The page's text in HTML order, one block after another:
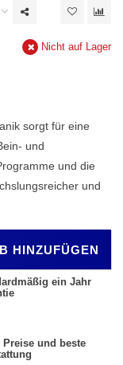
Nicht auf Lager
sorgt für eine
und
und die
und
HINZUFÜGEN
ein Jahr
Preise und beste